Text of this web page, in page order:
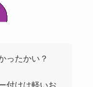
ったかい？